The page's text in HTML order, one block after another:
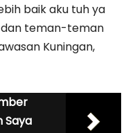
baik aku tuh ya
dan teman-teman
Kuningan,
Saya